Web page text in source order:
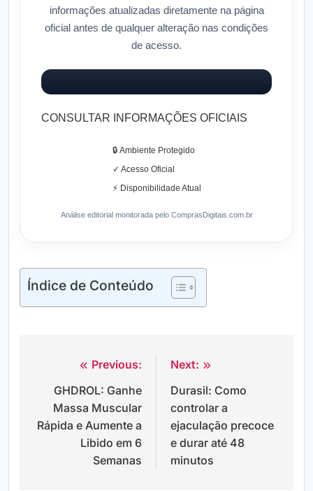
informações atualizadas diretamente na página
oficial antes de qualquer alteração nas condições
de acesso.
CONSULTAR INFORMAÇÕES OFICIAIS
🔒 Ambiente Protegido
✓ Acesso Oficial
⚡ Disponibilidade Atual
Análise editorial monitorada pelo ComprasDigitais.com.br
Índice de Conteúdo
Navegação
Post
Previous:
GHDROL: Ganhe
Massa Muscular
Rápida e Aumente a
Libido em 6
Semanas
Next:
Durasil: Como
controlar a
ejaculação precoce
e durar até 48
minutos